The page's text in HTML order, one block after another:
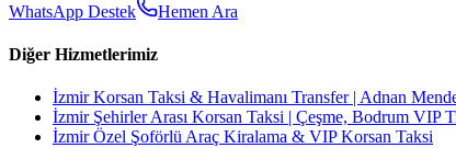
WhatsApp Destek Hemen Ara
Diğer Hizmetlerimiz
İzmir Korsan Taksi & Havalimanı Transfer | Adnan
İzmir Şehirler Arası Korsan Taksi | Çeşme, Bodrum VIP
İzmir Özel Şoförlü Araç Kiralama & VIP Korsan Taksi